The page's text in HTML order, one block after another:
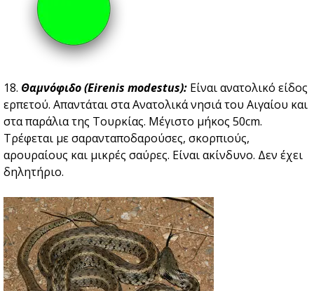
18. Θαμνόφιδο (Eirenis modestus): Είναι ανατολικό είδος
ερπετού. Απαντάται στα Ανατολικά νησιά του Αιγαίου και
στα παράλια της Τουρκίας. Μέγιστο μήκος 50cm.
Tρέφεται με σαρανταποδαρούσες, σκορπιούς,
αρουραίους και μικρές σαύρες. Είναι ακίνδυνο. Δεν έχει
δηλητήριο.